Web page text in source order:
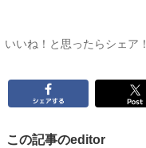
いいね！と思ったらシェア！
この記事のeditor